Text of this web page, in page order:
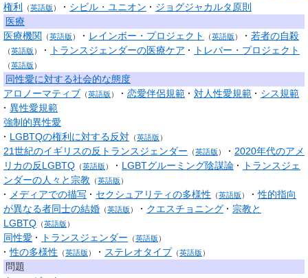
権利
（英語版 ） シビル・ユニオン
ジョグジャカルタ原則
医療
医療機関 （英語版 ） レインボー・プロジェクト （英語版 ） 若者の自殺
（英語版 ） トランスジェンダーの医療ケア トレバー・プロジェクト
（英語版 ）
同性愛に対する社会的な態度
アロノーマティブ （英語版 ） 恋愛伴侶規範 対人性愛規範
シス規範
異性愛規範
強制的異性愛
LGBTQの権利に対する反対 （英語版 ）
21世紀のイギリスの反トランスジェンダー （英語版 ）
2020年代のアメ
リカの反LGBTQ （英語版 ） LGBTグルーミング陰謀論
トランスジェ
ンダーの人々と宗教 （英語版 ）
メディアでの描写 セクシュアリティの多様性 （英語版 ）
性的指向
が異なる者同士の結婚 （英語版 ） クエスチョニング
宗教と
LGBTQ （英語版 ）
同性愛 トランスジェンダー （英語版 ）
性の多様性 （英語版 ） ステレオタイプ （英語版 ）
問題